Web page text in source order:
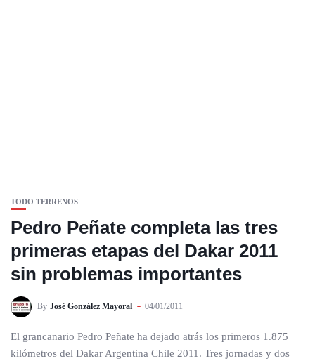
TODO TERRENOS
Pedro Peñate completa las tres
primeras etapas del Dakar 2011
sin problemas importantes
By José González Mayoral 04/01/2011
El grancanario Pedro Peñate ha dejado atrás los primeros 1.875
kilómetros del Dakar Argentina Chile 2011. Tres jornadas y dos